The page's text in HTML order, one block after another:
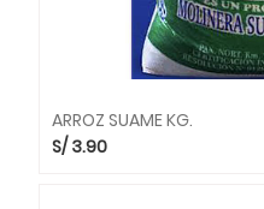
ARROZ SUAME KG.
S/ 3.90